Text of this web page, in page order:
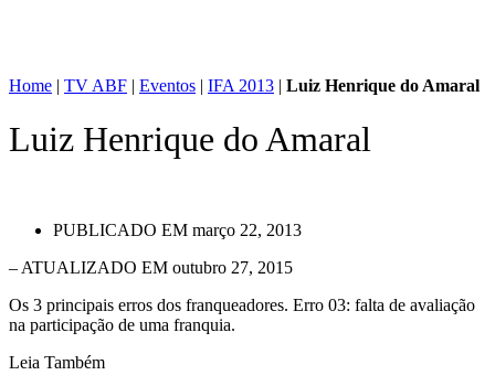
Home | TV ABF | Eventos | IFA 2013 | Luiz Henrique do Amaral
Luiz Henrique do Amaral
PUBLICADO EM março 22, 2013
– ATUALIZADO EM outubro 27, 2015
Os 3 principais erros dos franqueadores. Erro 03: falta de avaliação
na participação de uma franquia.
Leia Também